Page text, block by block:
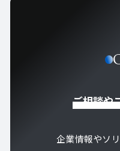
ご相談や
企業情報やソ